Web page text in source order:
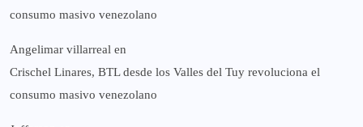
consumo masivo venezolano
Angelimar villarreal en
Crischel Linares, BTL desde los Valles del Tuy revoluciona el
consumo masivo venezolano